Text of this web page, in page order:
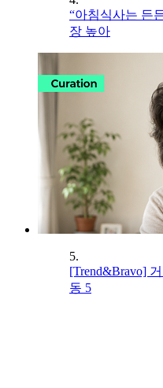
“아침식사는 든
장 높아
5.
[Trend&Bravo]
동 5